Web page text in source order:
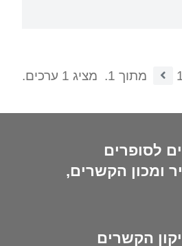
מתוך 1. מציג 1 ערכים.
לסופרים
ומכון הקשרים,
הקשרים